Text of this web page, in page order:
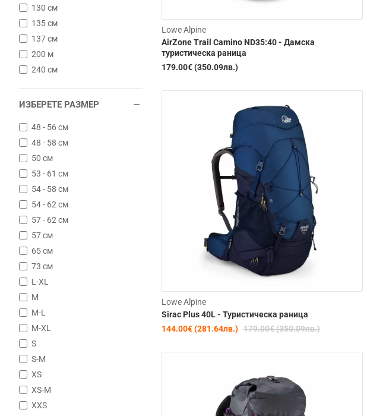
130 см
135 см
137 см
200 м
240 см
ИЗБЕРЕТЕ РАЗМЕР
48 - 56 см
48 - 58 см
50 см
53 - 61 см
54 - 58 см
54 - 62 см
57 - 62 см
57 см
65 см
73 см
L-XL
M
M-L
M-XL
S
S-M
XS
XS-M
XXS
Lowe Alpine
AirZone Trail Camino ND35:40 - Дамска
туристическа раница
179.00€ (350.09лв.)
Lowe Alpine
Sirac Plus 40L - Туристическа раница
144.00€ (281.64лв.) 179.00€ (350.09лв.)